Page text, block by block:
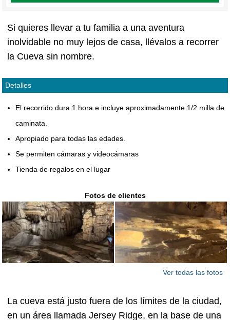
Si quieres llevar a tu familia a una aventura
inolvidable no muy lejos de casa, llévalos a recorrer
la Cueva sin nombre.
Detalles
El recorrido dura 1 hora e incluye aproximadamente 1/2 milla de
caminata.
Apropiado para todas las edades.
Se permiten cámaras y videocámaras
Tienda de regalos en el lugar
Fotos de clientes
Ver todas las fotos
La cueva está justo fuera de los límites de la ciudad,
en un área llamada Jersey Ridge, en la base de una